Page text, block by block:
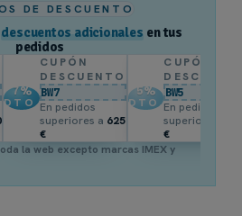
DE DESCUENTO
descuentos adicionales en tus
pedidos
7%
DTO.
CUPÓN
DESCUENTO
BW7
En pedidos
superiores a 625
€
5%
DTO.
CUPÓN
BW5
En pedidos
superiores a
€
la web excepto marcas IMEX y